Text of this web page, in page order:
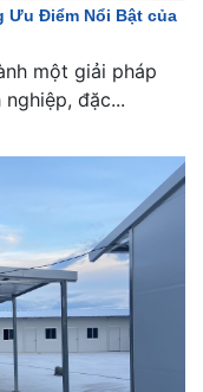
Ưu Điểm Nổi Bật của
một giải pháp
đặc...